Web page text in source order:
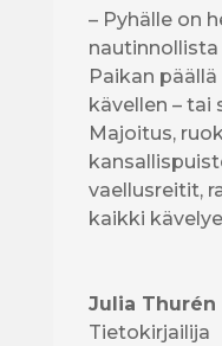
– Pyhälle on
Paikan
kävellen – tai
Majoitus,
vaellusreitit,
kaikki
Julia Thurén
Tietokirjailija